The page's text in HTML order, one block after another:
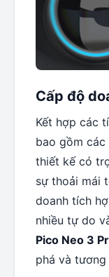
Cấp độ
Kết hợp các
bao gồm các
thiết kế có
sự thoải mái
doanh tích
nhiều tự do
Pico Neo 3
phá và